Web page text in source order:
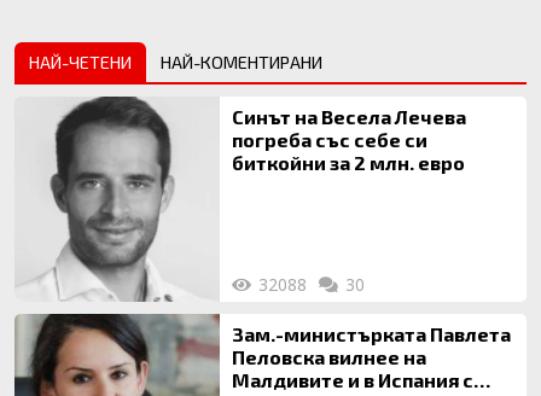
НАЙ-ЧЕТЕНИ НАЙ-КОМЕНТИРАНИ
Синът на Весела Лечева
погреба със себе си
биткойни за 2 млн. евро
32088 30
Зам.-министърката Павлета
Пеловска вилнее на
Малдивите и в Испания с